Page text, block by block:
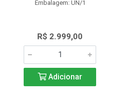
Embalagem: UN/1
R$ 2.999,00
Adicionar